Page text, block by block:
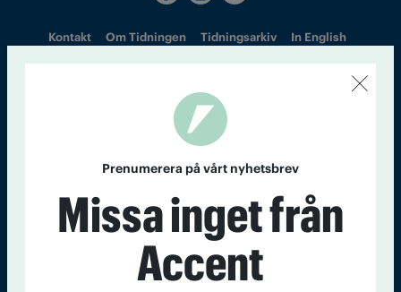
Kontakt Om Tidningen Tidningsarkiv In English
Prenumerera på vårt nyhetsbrev
Missa inget från
Accent